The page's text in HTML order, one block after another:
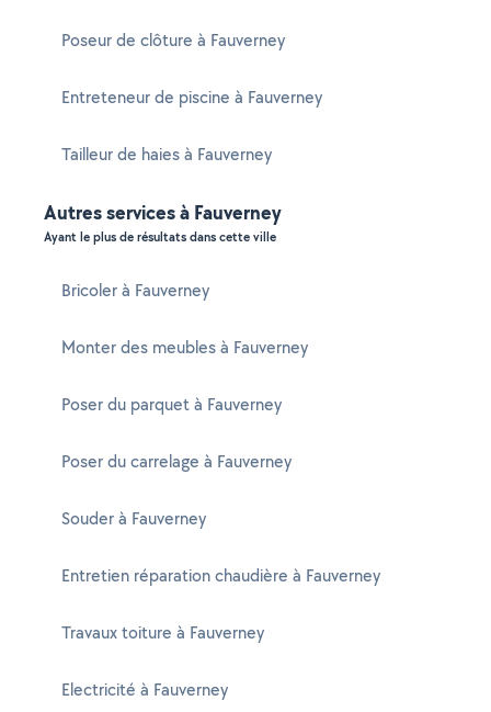
Poseur de clôture à Fauverney
Entreteneur de piscine à Fauverney
Tailleur de haies à Fauverney
Autres services à Fauverney
Ayant le plus de résultats dans cette ville
Bricoler à Fauverney
Monter des meubles à Fauverney
Poser du parquet à Fauverney
Poser du carrelage à Fauverney
Souder à Fauverney
Entretien réparation chaudière à Fauverney
Travaux toiture à Fauverney
Electricité à Fauverney